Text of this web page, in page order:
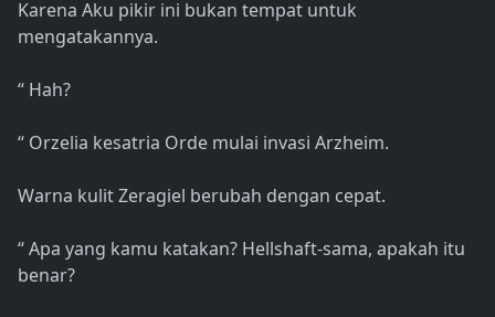
Karena Aku pikir ini bukan tempat untuk
mengatakannya.
“ Hah?
“ Orzelia kesatria Orde mulai invasi Arzheim.
Warna kulit Zeragiel berubah dengan cepat.
“ Apa yang kamu katakan? Hellshaft-sama, apakah itu
benar?